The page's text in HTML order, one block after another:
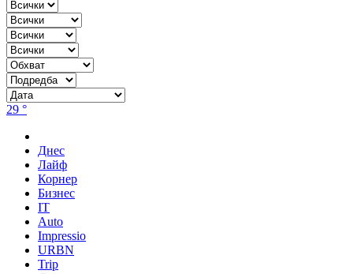
29 °
Днес
Лайф
Корнер
Бизнес
IT
Auto
Impressio
URBN
Trip